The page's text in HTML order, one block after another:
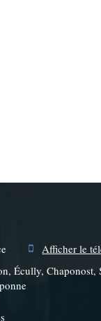
Afficher le
Écully, Chaponost,